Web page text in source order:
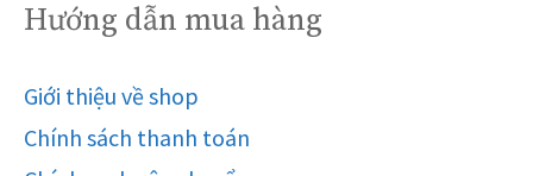
Hướng dẫn mua hàng
Giới thiệu về shop
Chính sách thanh toán